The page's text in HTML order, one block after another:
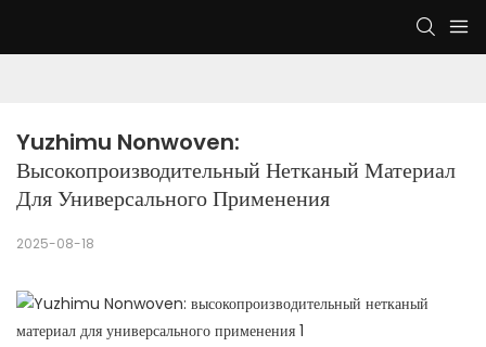
Yuzhimu Nonwoven:
Высокопроизводительный Нетканый Материал
Для Универсального Применения
2025-08-18